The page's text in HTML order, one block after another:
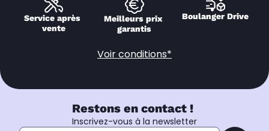
Service après
vente
Meilleurs prix
garantis
Boulanger Drive
Voir conditions*
Restons en contact !
Inscrivez-vous à la newsletter